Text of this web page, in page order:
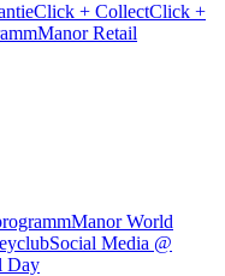
Click + CollectClick +
Manor Retail
Manor World
Social Media @
Day